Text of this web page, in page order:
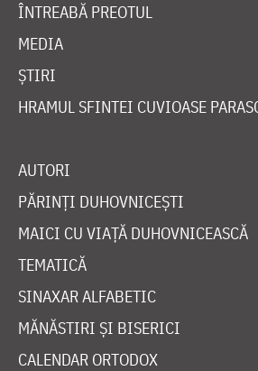
ÎNTREABĂ PREOTUL
MEDIA
ȘTIRI
HRAMUL SFINTEI CUVIOASE
AUTORI
PĂRINȚI DUHOVNICEȘTI
MAICI CU VIAȚĂ DUHOVNICEASCĂ
TEMATICĂ
SINAXAR ALFABETIC
MĂNĂSTIRI ȘI BISERICI
CALENDAR ORTODOX